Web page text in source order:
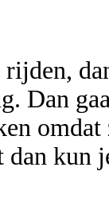
Dan
dan kun